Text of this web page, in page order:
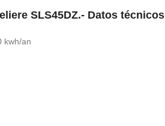
SLS45DZ.- Datos técnicos
kwh/an